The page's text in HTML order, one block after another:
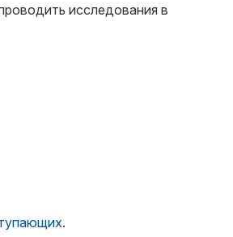
проводить исследования в
.